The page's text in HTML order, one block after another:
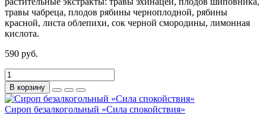
травы чабреца, плодов рябины черноплодной, рябины
красной, листа облепихи, сок черной смородины, лимонная
кислота.
590 руб.
В корзину
Сироп безалкогольный «Сила спокойствия»